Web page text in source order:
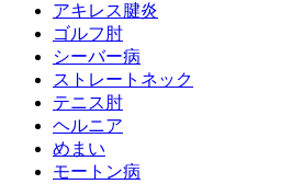
アキレス腱炎
ゴルフ肘
シーバー病
ストレートネック
テニス肘
ヘルニア
めまい
モートン病